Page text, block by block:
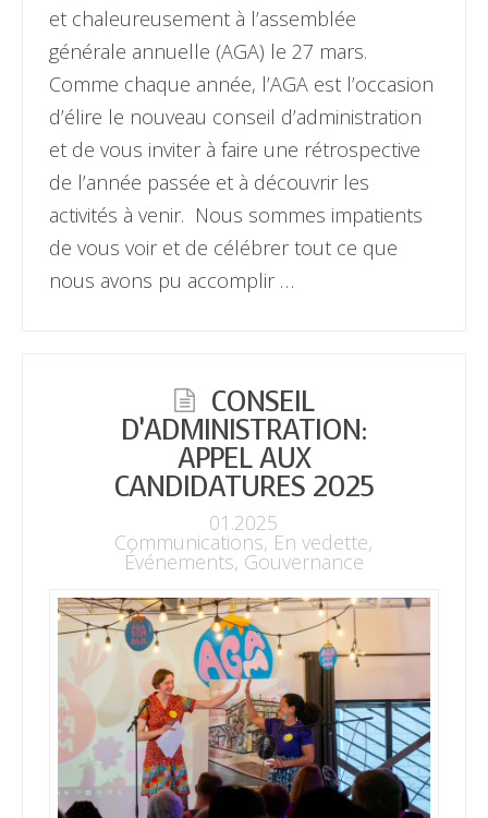
et chaleureusement à l’assemblée
générale annuelle (AGA) le 27 mars.
Comme chaque année, l’AGA est l’occasion
d’élire le nouveau conseil d’administration
et de vous inviter à faire une rétrospective
de l’année passée et à découvrir les
activités à venir. Nous sommes impatients
de vous voir et de célébrer tout ce que
nous avons pu accomplir …
CONSEIL
D’ADMINISTRATION:
APPEL AUX
CANDIDATURES 2025
01.2025
Communications, En vedette,
Événements, Gouvernance